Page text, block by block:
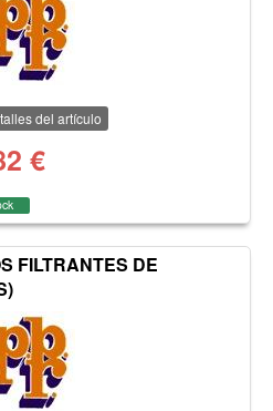
del artículo
€
FILTRANTES DE